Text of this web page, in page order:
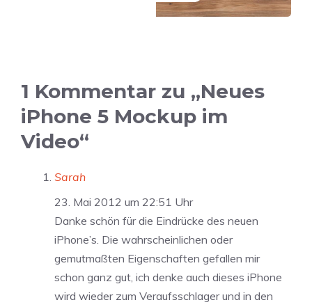
1 Kommentar zu „Neues
iPhone 5 Mockup im
Video“
Sarah
23. Mai 2012 um 22:51 Uhr
Danke schön für die Eindrücke des neuen
iPhone’s. Die wahrscheinlichen oder
gemutmaßten Eigenschaften gefallen mir
schon ganz gut, ich denke auch dieses iPhone
wird wieder zum Veraufsschlager und in den